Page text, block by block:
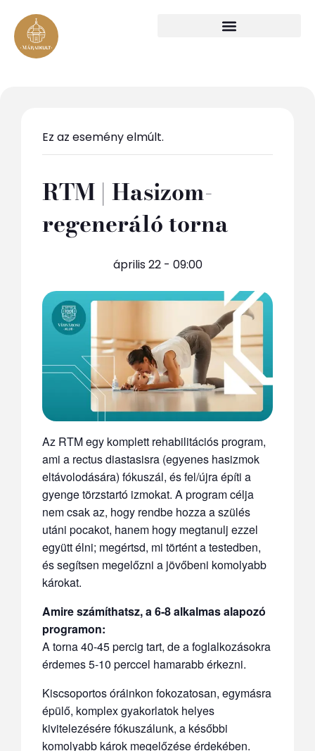
Ez az esemény elmúlt.
RTM | Hasizom-
regeneráló torna
április 22 - 09:00
Az RTM egy komplett rehabilitációs program,
ami a rectus diastasisra (egyenes hasizmok
eltávolodására) fókuszál, és fel/újra építi a
gyenge törzstartó izmokat. A program célja
nem csak az, hogy rendbe hozza a szülés
utáni pocakot, hanem hogy megtanulj ezzel
együtt élni; megértsd, mi történt a testedben,
és segítsen megelőzni a jövőbeni komolyabb
károkat.
Amire számíthatsz, a 6-8 alkalmas alapozó
programon:
A torna 40-45 percig tart, de a foglalkozásokra
érdemes 5-10 perccel hamarabb érkezni.
Kiscsoportos óráinkon fokozatosan, egymásra
épülő, komplex gyakorlatok helyes
kivitelezésére fókuszálunk, a későbbi
komolyabb károk megelőzése érdekében.